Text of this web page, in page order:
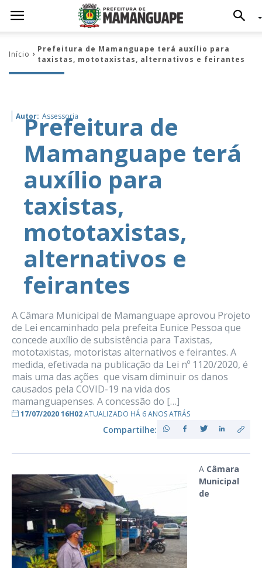
Início
Prefeitura de Mamanguape terá auxílio para
taxistas, mototaxistas, alternativos e feirantes
Autor: Assessoria
Prefeitura de
Mamanguape terá
auxílio para
taxistas,
mototaxistas,
alternativos e
feirantes
A Câmara Municipal de Mamanguape aprovou Projeto
de Lei encaminhado pela prefeita Eunice Pessoa que
concede auxílio de subsistência para Taxistas,
mototaxistas, motoristas alternativos e feirantes. A
medida, efetivada na publicação da Lei nº 1120/2020, é
mais uma das ações que visam diminuir os danos
causados pela COVID-19 na vida dos
mamanguapenses. A concessão do […]
17/07/2020 16H02ATUALIZADO HÁ 6 ANOS ATRÁS
Compartilhe:
A Câmara
Municipal
de